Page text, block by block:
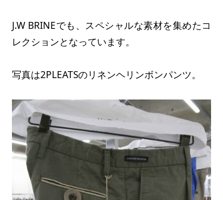
J.W BRINEでも、スペシャルな素材を集めたコ
レクションとなっています。
写真は2PLEATSのリネンヘリンボンパンツ。